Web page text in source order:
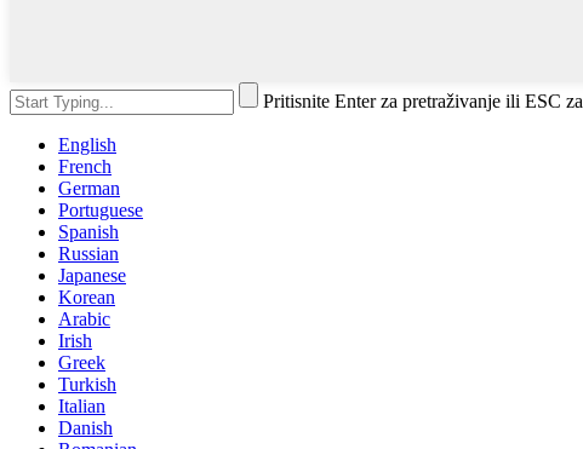
Pritisnite Enter za pretraživanje ili ESC
English
French
German
Portuguese
Spanish
Russian
Japanese
Korean
Arabic
Irish
Greek
Turkish
Italian
Danish